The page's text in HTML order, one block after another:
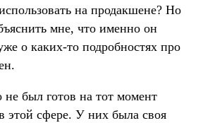
на продакшене? Но
мне, что именно он
о каких-то подробностях про
был готов на тот момент
этой сфере. У них была своя